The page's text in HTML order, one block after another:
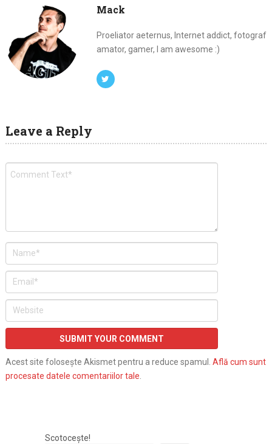
Mack
Proeliator aeternus, Internet addict, fotograf
amator, gamer, I am awesome :)
Leave a Reply
Acest site folosește Akismet pentru a reduce spamul. Află cum sunt
procesate datele comentariilor tale
Scotocește!